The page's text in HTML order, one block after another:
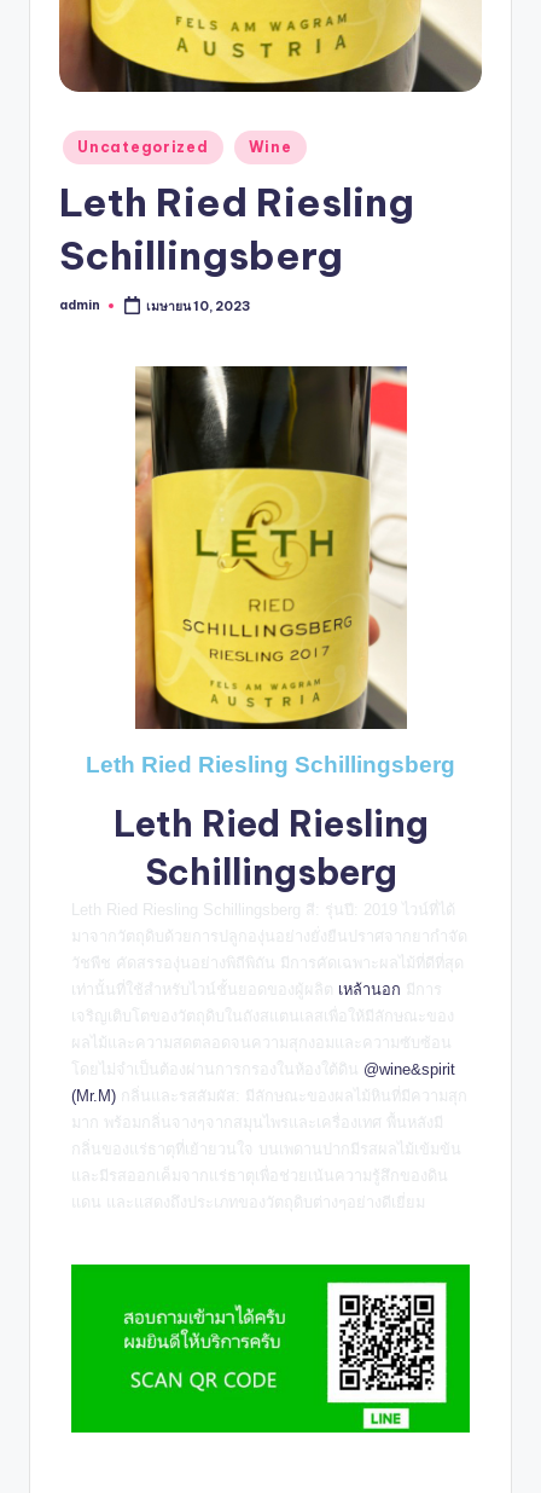
Uncategorized Wine
Leth Ried Riesling
Schillingsberg
admin เมษายน 10, 2023
Leth Ried Riesling Schillingsberg
Leth Ried Riesling
Schillingsberg
Leth Ried Riesling Schillingsberg สี: รุ่นปี: 2019 ไวน์ที่ได้
มาจากวัตถุดิบด้วยการปลูกองุ่นอย่างยั่งยืนปราศจากยากำจัด
วัชพืช คัดสรรองุ่นอย่างพิถีพิถัน มีการคัดเฉพาะผลไม้ที่ดีที่สุด
เท่านั้นที่ใช้สำหรับไวน์ชั้นยอดของผู้ผลิต เหล้านอก มีการ
เจริญเติบโตของวัตถุดิบในถังสแตนเลสเพื่อให้มีลักษณะของ
ผลไม้และความสดตลอดจนความสุกงอมและความซับซ้อน
โดยไม่จำเป็นต้องผ่านการกรองในห้องใต้ดิน @wine&spirit
(Mr.M) กลิ่นและรสสัมผัส: มีลักษณะของผลไม้หินที่มีความสุก
มาก พร้อมกลิ่นจางๆจากสมุนไพรและเครื่องเทศ พื้นหลังมี
กลิ่นของแร่ธาตุที่เย้ายวนใจ บนเพดานปากมีรสผลไม้เข้มข้น
และมีรสออกเค็มจากแร่ธาตุเพื่อช่วยเน้นความรู้สึกของดิน
แดน และแสดงถึงประเภทของวัตถุดิบต่างๆอย่างดีเยี่ยม